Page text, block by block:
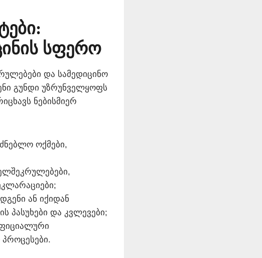
სფერო
და სამედიცინო
გუნდი უზრუნველყოფს
ნებისმიერ
ოქმები,
ან იქიდან
პასუხები და კვლევები;